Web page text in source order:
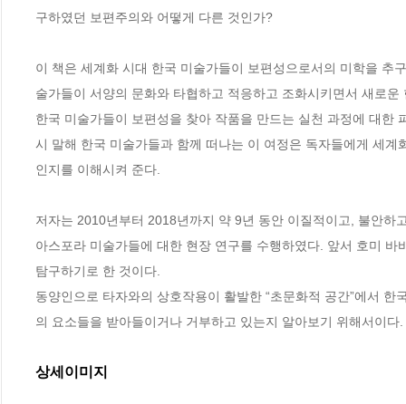
구하였던 보편주의와 어떻게 다른 것인가?
이 책은 세계화 시대 한국 미술가들이 보편성으로서의 미학을 추
술가들이 서양의 문화와 타협하고 적응하고 조화시키면서 새로
한국 미술가들이 보편성을 찾아 작품을 만드는 실천 과정에 대한
시 말해 한국 미술가들과 함께 떠나는 이 여정은 독자들에게 세
인지를 이해시켜 준다.
저자는 2010년부터 2018년까지 약 9년 동안 이질적이고, 불안
아스포라 미술가들에 대한 현장 연구를 수행하였다. 앞서 호미
탐구하기로 한 것이다.
동양인으로 타자와의 상호작용이 활발한 “초문화적 공간”에서
의 요소들을 받아들이거나 거부하고 있는지 알아보기 위해서이
상세이미지